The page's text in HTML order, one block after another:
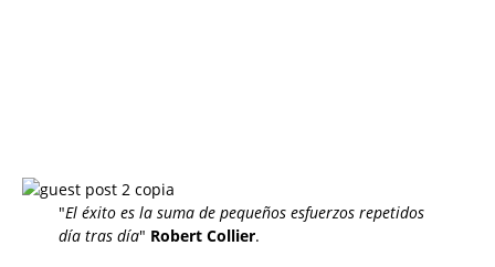
"El éxito es la suma de pequeños esfuerzos repetidos
día tras día" Robert Collier.